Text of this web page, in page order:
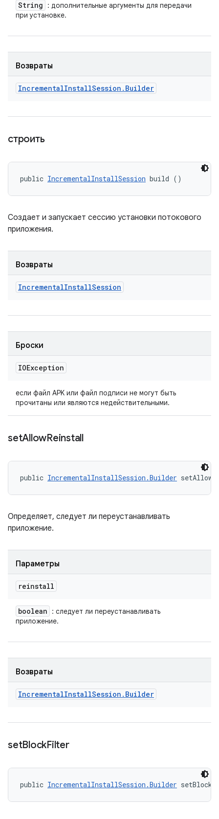
String
: дополнительные аргументы для передачи
при установке.
Возвраты
IncrementalInstallSession . Builder
строить
public IncrementalInstallSession build ()
Создает и запускает сессию установки потокового
приложения.
Возвраты
IncrementalInstallSession
Броски
IOException
если файл APK или файл подписи не могут быть
прочитаны или являются недействительными.
setAllowReinstall
public IncrementalInstallSession.Builder
Определяет, следует ли переустанавливать
приложение.
Параметры
reinstall
boolean
: следует ли переустанавливать
приложение.
Возвраты
IncrementalInstallSession . Builder
setBlockFilter
public IncrementalInstallSession.Builder